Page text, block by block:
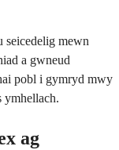
mewn
a gwneud
pobl i gymryd mwy
ymhellach.
ag